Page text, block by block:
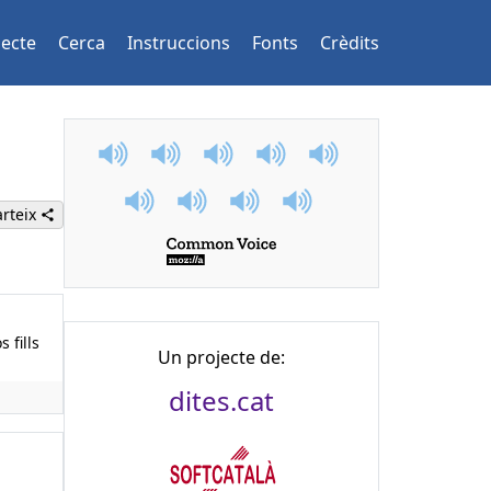
Cerca Instruccions Fonts Crèdits
fills
Un projecte de:
dites.cat